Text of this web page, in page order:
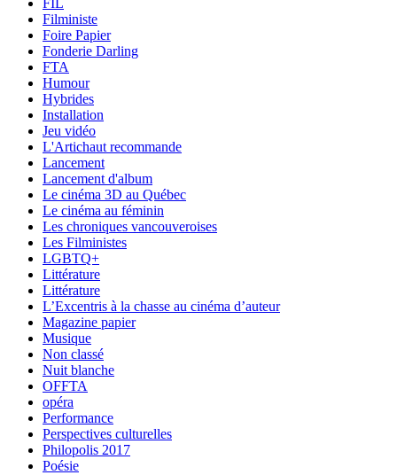
FIL
Filministe
Foire Papier
Fonderie Darling
FTA
Humour
Hybrides
Installation
Jeu vidéo
L'Artichaut recommande
Lancement
Lancement d'album
Le cinéma 3D au Québec
Le cinéma au féminin
Les chroniques vancouveroises
Les Filministes
LGBTQ+
Littérature
Littérature
L’Excentris à la chasse au cinéma d’auteur
Magazine papier
Musique
Non classé
Nuit blanche
OFFTA
opéra
Performance
Perspectives culturelles
Philopolis 2017
Poésie